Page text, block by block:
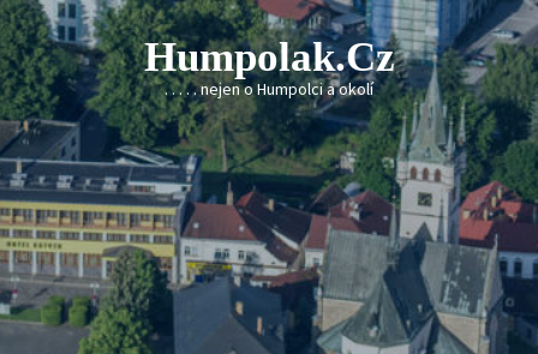
Skip
to
content
Humpolak.cz
. . . . . nejen o Humpolci a okolí